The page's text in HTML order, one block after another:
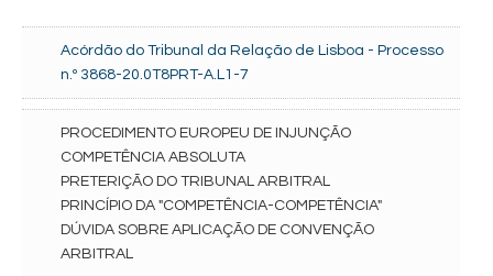
Acórdão do Tribunal da Relação de Lisboa - Processo
n.º 3868-20.0T8PRT-A.L1-7
PROCEDIMENTO EUROPEU DE INJUNÇÃO
COMPETÊNCIA ABSOLUTA
PRETERIÇÃO DO TRIBUNAL ARBITRAL
PRINCÍPIO DA "COMPETÊNCIA-COMPETÊNCIA"
DÚVIDA SOBRE APLICAÇÃO DE CONVENÇÃO
ARBITRAL